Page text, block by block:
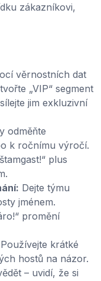
zákazníkovi,
věrnostních dat
„VIP“ segment
jim exkluzivní
odměňte
k ročnímu výročí.
plus
Dejte týmu
jménem.
promění
Používejte krátké
hostů na názor.
– uvidí, že si